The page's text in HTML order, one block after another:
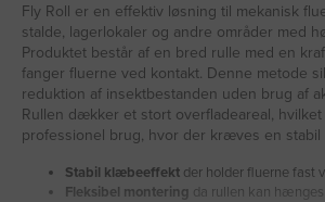
Fly Roll er en effektiv løsning til mekanisk
stalde, lagerlokaler og andre områder med
Produktet består af en bred rulle med en
fanger fluerne ved kontakt. Denne metode
reduktion af insektbestanden uden brug af
Rullen dækker et stort overfladeareal,
professionel brug, hvor der kræves en stabil
Stabil klæbeeffekt der holder fluerne fast
Fleksibel montering da rullen kan